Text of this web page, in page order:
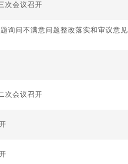
次会议召开
询问不满意问题整改落实和审议意见
次会议召开